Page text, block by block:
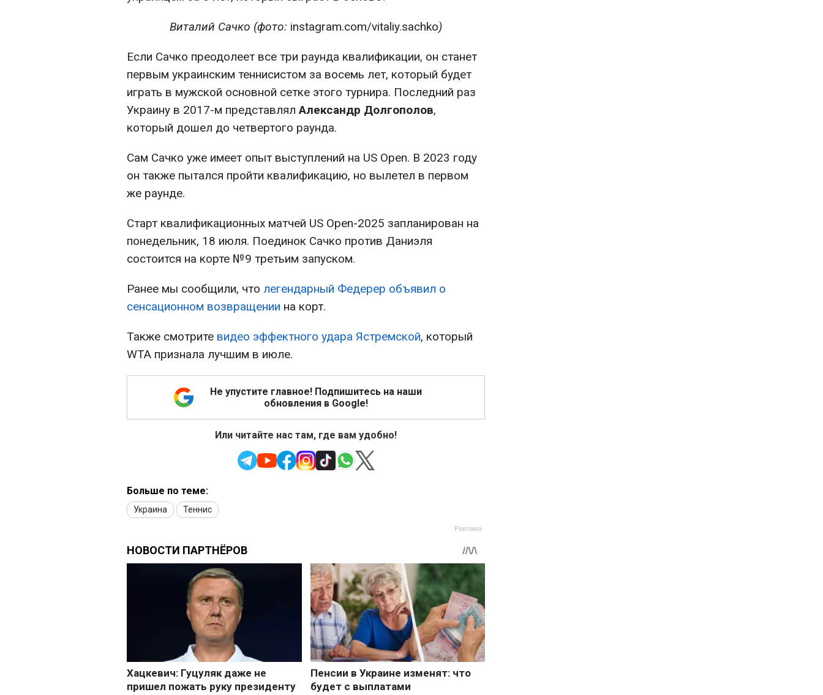
Виталий Сачко (фото: instagram.com/vitaliy.sachko)
Если Сачко преодолеет все три раунда квалификации, он станет
первым украинским теннисистом за восемь лет, который будет
играть в мужской основной сетке этого турнира. Последний раз
Украину в 2017-м представлялАлександр Долгополов,
который дошел до четвертого раунда.
Сам Сачко уже имеет опыт выступлений на US Open. В 2023 году
он также пытался пройти квалификацию, но вылетел в первом
же раунде.
Старт квалификационных матчей US Open-2025 запланирован на
понедельник, 18 июля. Поединок Сачко против Даниэля
состоится на корте №9 третьим запуском.
Ранее мы сообщили, что легендарный Федерер объявил о
сенсационном возвращении на корт.
Также смотрите видео эффектного удара Ястремской, который
WTA признала лучшим в июле.
Не упустите главное! Подпишитесь на наши
обновления в Google!
Или читайте нас там, где вам удобно!
Больше по теме:
Украина Теннис